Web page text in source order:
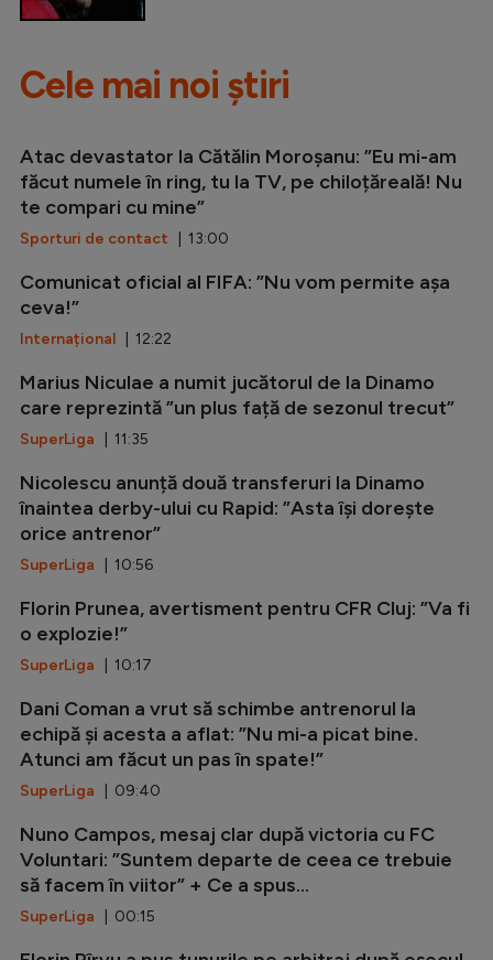
Cele mai noi știri
Atac devastator la Cătălin Moroșanu: ”Eu mi-am
făcut numele în ring, tu la TV, pe chiloțăreală! Nu
te compari cu mine”
Sporturi de contact | 13:00
Comunicat oficial al FIFA: ”Nu vom permite așa
ceva!”
Internațional | 12:22
Marius Niculae a numit jucătorul de la Dinamo
care reprezintă ”un plus față de sezonul trecut”
SuperLiga | 11:35
Nicolescu anunță două transferuri la Dinamo
înaintea derby-ului cu Rapid: ”Asta își dorește
orice antrenor”
SuperLiga | 10:56
Florin Prunea, avertisment pentru CFR Cluj: ”Va fi
o explozie!”
SuperLiga | 10:17
Dani Coman a vrut să schimbe antrenorul la
echipă și acesta a aflat: ”Nu mi-a picat bine.
Atunci am făcut un pas în spate!”
SuperLiga | 09:40
Nuno Campos, mesaj clar după victoria cu FC
Voluntari: ”Suntem departe de ceea ce trebuie
să facem în viitor” + Ce a spus...
SuperLiga | 00:15